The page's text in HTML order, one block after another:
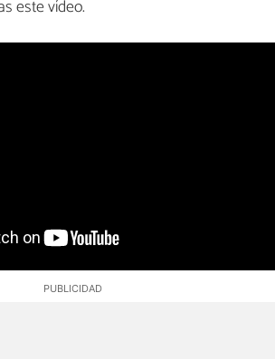
este vídeo.